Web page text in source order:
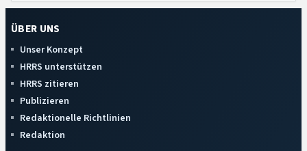
ÜBER UNS
Unser Konzept
HRRS unterstützen
HRRS zitieren
Publizieren
Redaktionelle Richtlinien
Redaktion